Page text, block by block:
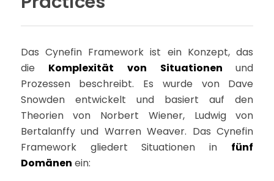
Das Cynefin Framework ist ein Konzept, das
die Komplexität von Situationenund
Prozessen beschreibt. Es wurde von Dave
Snowden entwickelt und basiert auf den
Theorien von Norbert Wiener, Ludwig von
Bertalanffy und Warren Weaver. Das Cynefin
Framework gliedert Situationen in fünf
Domänen ein: